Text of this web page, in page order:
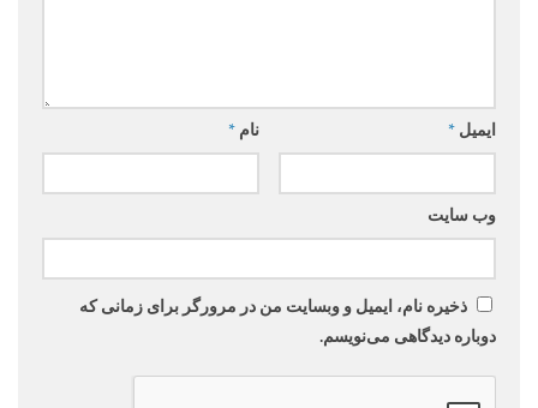
نام * ایمیل *
وب‌ سایت
ذخیره نام، ایمیل و وبسایت من در مرورگر برای زمانی که
دوباره دیدگاهی می‌نویسم.